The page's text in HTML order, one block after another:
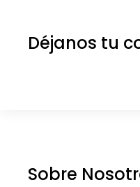
Déjanos tu
Sobre